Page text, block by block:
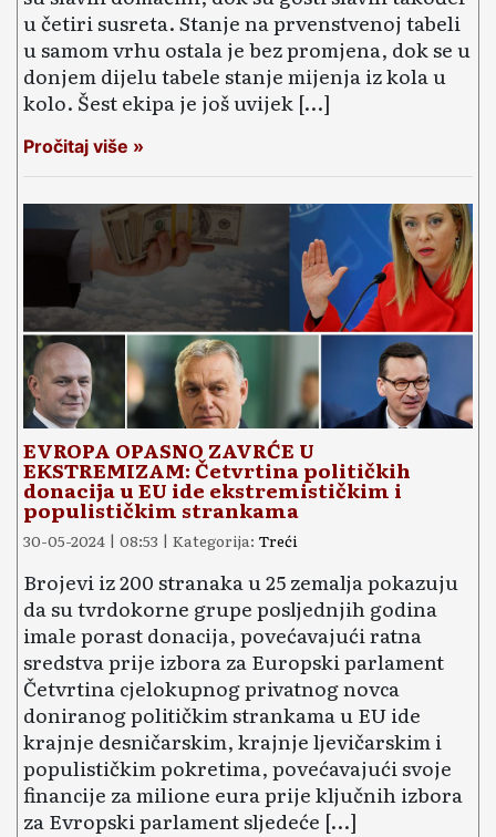
u četiri susreta. Stanje na prvenstvenoj tabeli
u samom vrhu ostala je bez promjena, dok se u
donjem dijelu tabele stanje mijenja iz kola u
kolo. Šest ekipa je još uvijek […]
Pročitaj više »
EVROPA OPASNO ZAVRĆE U
EKSTREMIZAM: Četvrtina političkih
donacija u EU ide ekstremističkim i
populističkim strankama
30-05-2024 | 08:53 | Kategorija: Treći
Brojevi iz 200 stranaka u 25 zemalja pokazuju
da su tvrdokorne grupe posljednjih godina
imale porast donacija, povećavajući ratna
sredstva prije izbora za Europski parlament
Četvrtina cjelokupnog privatnog novca
doniranog političkim strankama u EU ide
krajnje desničarskim, krajnje ljevičarskim i
populističkim pokretima, povećavajući svoje
financije za milione eura prije ključnih izbora
za Evropski parlament sljedeće […]